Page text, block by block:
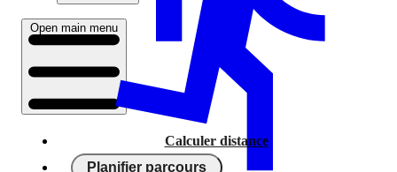
Open main menu
Calculer distance
Planifier parcours